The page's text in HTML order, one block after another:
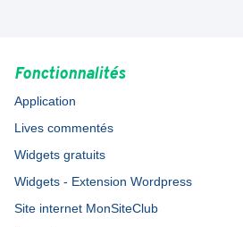
Fonctionnalités
Application
Lives commentés
Widgets gratuits
Widgets - Extension Wordpress
Site internet MonSiteClub